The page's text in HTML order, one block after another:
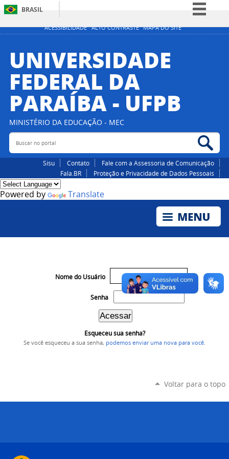
ACESSIBILIDADE ALTO CONTRASTE MAPA DO SITE
BRASIL
Simplifique!
Participe
Acesso à informação
Canais
UNIVERSIDADE
FEDERAL DA
PARAÍBA - UFPB
MINISTÉRIO DA EDUCAÇÃO - MEC
Buscar no portal
Sisu Contato
Fale com a Assessoria de Comunicação
Fala.BR
Proteção e Privacidade de Dados Pessoais
Powered by Translate
Nome do Usuário
Senha
Esqueceu sua senha?
Se você esqueceu a sua senha, podemos enviar uma nova para você
Voltar para o topo